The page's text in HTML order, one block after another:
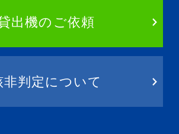
出機のご依頼
非判定について